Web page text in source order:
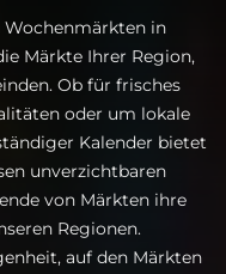
Wochenmärkten in
Märkte Ihrer Region,
Ob für frisches
oder um lokale
Kalender bietet
unverzichtbaren
von Märkten ihre
Regionen.
auf den Märkten